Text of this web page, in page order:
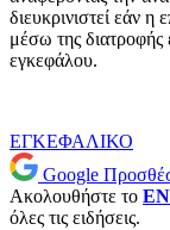
διευκρινιστεί εάν
μέσω της διατροφής
εγκεφάλου.
ΕΓΚΕΦΑΛΙΚΟ
Google
Ακολουθήστε το
όλες τις ειδήσεις.